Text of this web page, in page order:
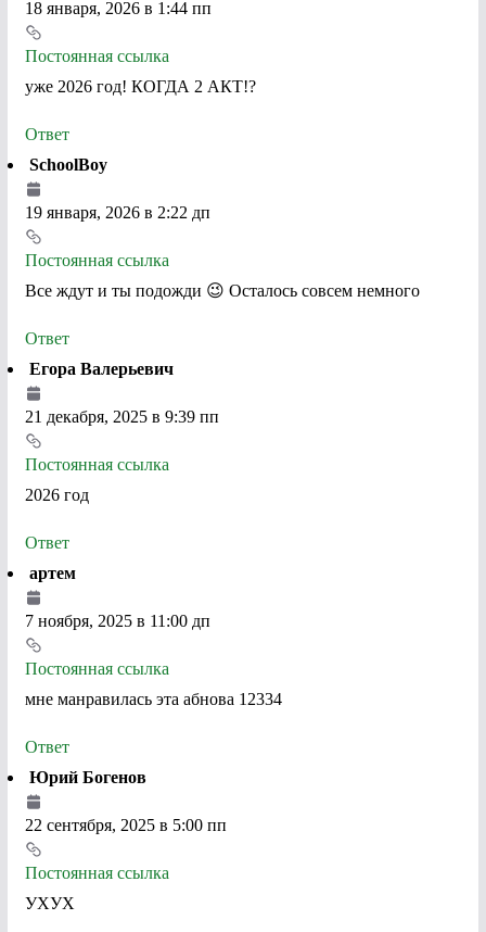
18 января, 2026 в 1:44 пп
Постоянная ссылка
уже 2026 год! КОГДА 2 АКТ!?
Ответ
SchoolBoy
19 января, 2026 в 2:22 дп
Постоянная ссылка
Все ждут и ты подожди 😉 Осталось совсем немного
Ответ
Егора Валерьевич
21 декабря, 2025 в 9:39 пп
Постоянная ссылка
2026 год
Ответ
артем
7 ноября, 2025 в 11:00 дп
Постоянная ссылка
мне манравилась эта абнова 12334
Ответ
Юрий Богенов
22 сентября, 2025 в 5:00 пп
Постоянная ссылка
УХУХ